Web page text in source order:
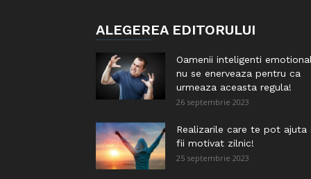
ALEGEREA EDITORULUI
Oamenii inteligenti
nu se enerveaza pentru ca
urmeaza aceasta regula!
26 septembrie 2023
Realizarile care te pot ajuta
fii motivat zilnic!
25 septembrie 2023